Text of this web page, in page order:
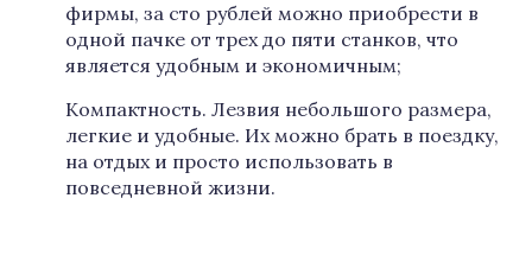
фирмы, за сто рублей можно приобрести в
одной пачке от трех до пяти станков, что
является удобным и экономичным;
Компактность. Лезвия небольшого размера,
легкие и удобные. Их можно брать в поездку,
на отдых и просто использовать в
повседневной жизни.